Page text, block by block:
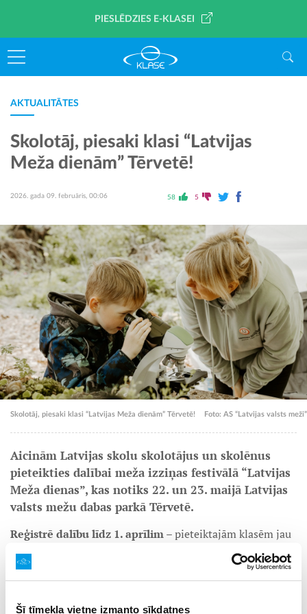
Šī tīmekļa vietne izmanto sīkdatnes
PIESLĒDZIES E-KLASEI
AKTUALITĀTES
Skolotāj, piesaki klasi “Latvijas
Meža dienām” Tērvetē!
2026. gada 09. februāris, 00:06 58 5
Skolotāj, piesaki klasi “Latvijas Meža dienām” Tērvetē! Foto: AS “Latvijas valsts meži”
Aicinām Latvijas skolu skolotājus un skolēnus
pieteikties dalībai meža izziņas festivālā “Latvijas
Meža dienas”, kas notiks 22. un 23. maijā Latvijas
valsts mežu dabas parkā Tērvetē.
Reģistrē dalību līdz 1. aprīlim– pieteiktajām klasēm jau
pamācību koku audzēšanā. Aizpildi anketu vietnē
www.latvijasmezadienas.lv!
Pirmajā pasākuma dienā – piektdien, 22. maijā –